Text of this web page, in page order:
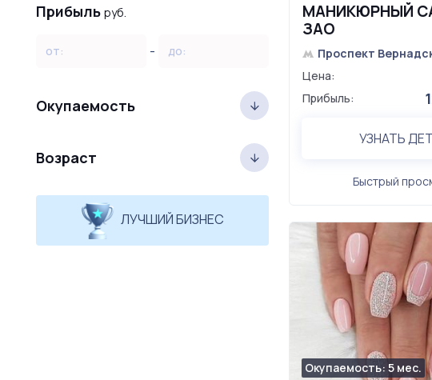
Прибыль руб.
от: - до:
Окупаемость
Возраст
ЛУЧШИЙ БИЗНЕС
МАНИКЮРНЫЙ
ЗАО
Проспект
Цена:
Прибыль:
УЗНАТЬ
Быстрый
Окупаемость: 5 мес.